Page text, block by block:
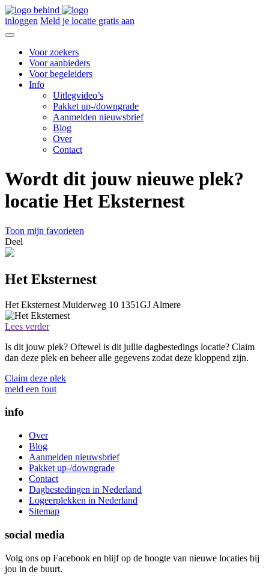
inloggen Meld je locatie gratis aan
Voor zoekers
Voor aanbieders
Voor begeleiders
Info
Uitlegvideo’s
Pakket up-/downgrade
Aanmelden nieuwsbrief
Blog
Over
Contact
Wordt dit jouw nieuwe plek?
locatie Het Eksternest
Toon mijn favorieten
Deel
Het Eksternest
Het Eksternest Muiderweg 10 1351GJ Almere
Lees verder
Is dit jouw plek? Oftewel is dit jullie dagbestedings locatie? Claim
dan deze plek en beheer alle gegevens zodat deze kloppend zijn.
Claim deze plek
meld een fout
info
Over
Blog
Aanmelden nieuwsbrief
Pakket up-/downgrade
Contact
Dagbestedingen in Nederland
Logeerplekken in Nederland
Sitemap
social media
Volg ons op Facebook en blijf op de hoogte van nieuwe locaties bij
jou in de buurt.